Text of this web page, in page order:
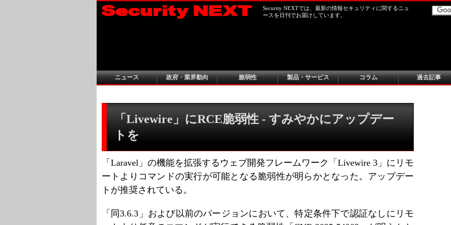
Security NEXTでは、最新の情報セキュリティに関するニュ
ースを日刊でお届けしています。
ニュース 政府・業界動向 脆弱性 製品・サービス コラム 過去記事
「Livewire」にRCE脆弱性 - すみやかにアップデー
トを
「Laravel」の機能を拡張するウェブ開発フレームワーク「Livewire 3」にリモ
ートよりコマンドの実行が可能となる脆弱性が明らかとなった。アップデー
トが推奨されている。
「同3.6.3」および以前のバージョンにおいて、特定条件下で認証なしにリモ